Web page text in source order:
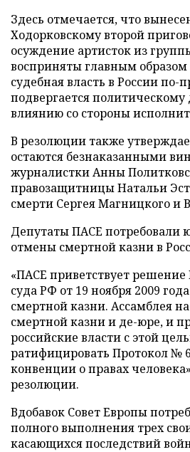
Здесь отмечается, что
Ходорковскому второй
осуждение артисток из
восприняты главным образом
судебная власть в России по-
подвергается
влиянию со стороны
В резолюции также
остаются безнаказанными
журналистки Анны
правозащитницы Натальи
смерти Сергея Магницкого и
Депутаты ПАСЕ потребовали
отмены смертной казни в
«ПАСЕ приветствует
суда РФ от 19 ноября 2009
смертной казни. Ассамблея
смертной казни и де-юре, и
российские власти с этой
ратифицировать Протокол №
конвенции о правах
резолюции.
Вдобавок Совет Европы
полного выполнения трех
касающихся последствий